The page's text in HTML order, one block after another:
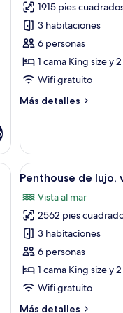
Private
Pool
Villa
3-
bedroom
1915 pies
3 habitaciones
6 personas
1 cama King size y
Wifi gratuito
Más detalles
Más
Pool
Villa
3-
cama grande, una silla,
Abrir
todas
las
fotos
de
Penthouse
de
lujo,
6
Penthouse de lujo,
Vista al mar
2562 pies
3 habitaciones
6 personas
1 cama King size y
Wifi gratuito
Más detalles
Más